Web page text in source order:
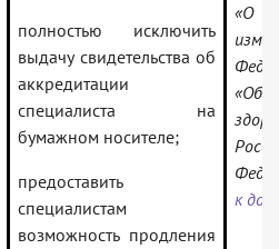
полностью исключить
выдачу свидетельства об
аккредитации
специалиста на
бумажном носителе;
предоставить
специалистам
возможность продления
«О
«Об
к